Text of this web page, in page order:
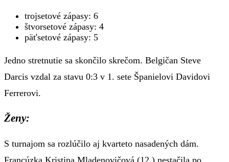
trojsetové zápasy: 6
štvorsetové zápasy: 4
päťsetové zápasy: 5
Jedno stretnutie sa skončilo skrečom. Belgičan Steve
Darcis vzdal za stavu 0:3 v 1. sete Španielovi Davidovi
Ferrerovi.
Ženy:
S turnajom sa rozlúčilo aj kvarteto nasadených dám.
Francúzka Kristina Mladenovičová (12.) nestačila po